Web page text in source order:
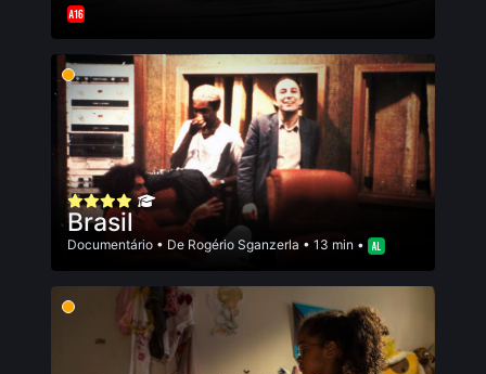
Brasil
Documentário • De Rogério Sganzerla • 13 min •